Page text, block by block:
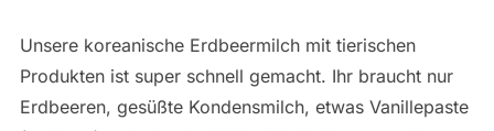
Unsere koreanische Erdbeermilch mit tierischen
Produkten ist super schnell gemacht. Ihr braucht nur
Erdbeeren, gesüßte Kondensmilch, etwas Vanillepaste